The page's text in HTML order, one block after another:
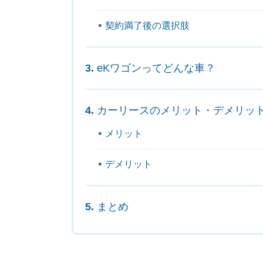
契約満了後の選択肢
eKワゴンってどんな車？
カーリースのメリット・デメリッ
メリット
デメリット
まとめ